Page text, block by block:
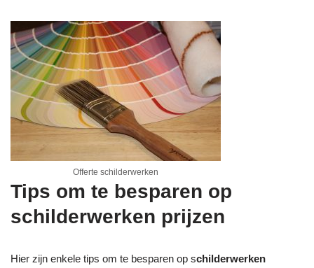
Offerte schilderwerken
Tips om te besparen op
schilderwerken prijzen
Hier zijn enkele tips om te besparen op schilderwerken